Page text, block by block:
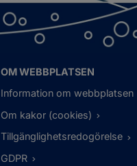
OM WEBBPLATSEN
Information om webbplatsen
Om kakor (cookies)
Tillgänglighetsredogörelse
GDPR